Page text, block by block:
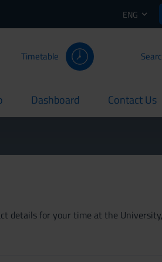
ENG
Timetable
Dashboard
current Contact Us
current
details for your time at the